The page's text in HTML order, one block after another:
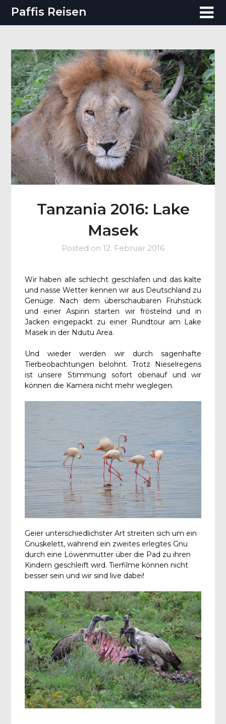
Paffis Reisen
Tanzania 2016: Lake
Masek
Posted on 12. Februar 2016
Wir haben alle schlecht geschlafen und das kalte
und nasse Wetter kennen wir aus Deutschland zu
Genüge. Nach dem überschaubaren Frühstück
und einer Aspirin starten wir fröstelnd und in
Jacken eingepackt zu einer Rundtour am Lake
Masek in der Ndutu Area.
Und wieder werden wir durch sagenhafte
Tierbeobachtungen belohnt. Trotz Nieselregens
ist unsere Stimmung sofort obenauf und wir
können die Kamera nicht mehr weglegen.
Geier unterschiedlichster Art streiten sich um ein
Gnuskelett, während ein zweites erlegtes Gnu
durch eine Löwenmutter über die Pad zu ihren
Kindern geschleift wird. Tierfilme können nicht
besser sein und wir sind live dabei!